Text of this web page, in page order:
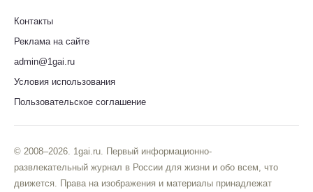
Контакты
Реклама на сайте
admin@1gai.ru
Условия использования
Пользовательское соглашение
© 2008–2026. 1gai.ru. Первый информационно-
развлекательный журнал в России для жизни и обо всем, что
движется. Права на изображения и материалы принадлежат